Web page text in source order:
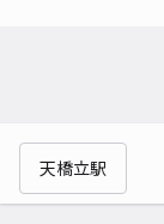
天橋立駅